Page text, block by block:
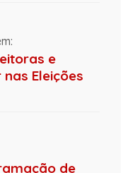
e
Eleições
de